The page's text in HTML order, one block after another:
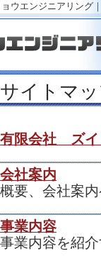
ウエンジニアリング
サイトマ
有限会社 ズイ
会社案内
概要、会社案
事業内容
事業内容を紹